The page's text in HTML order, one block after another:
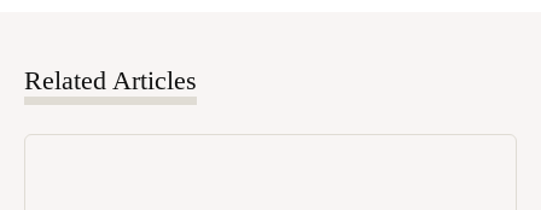
Related Articles